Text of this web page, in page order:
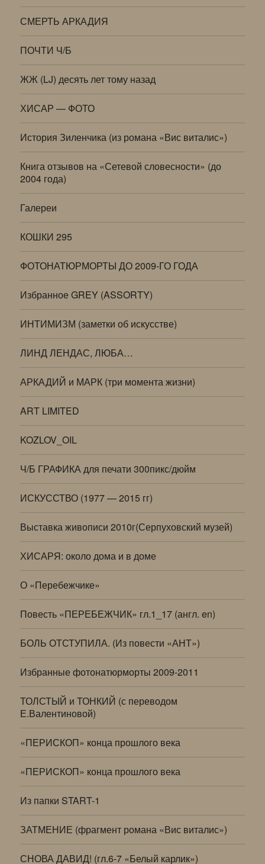
СМЕРТЬ АРКАДИЯ
ПОЧТИ Ч/Б
ЖЖ (LJ) десять лет тому назад
ХИСАР — ФОТО
История Зиленчика (из романа «Вис виталис»)
Книга отзывов на «Сетевой словесности» (до
2004 года)
Галереи
КОШКИ 295
ФОТОНАТЮРМОРТЫ ДО 2009-ГО ГОДА
Избранное GREY (ASSORTY)
ИНТИМИЗМ (заметки об искусстве)
ЛИНД ЛЕНДАС, ЛЮБА…
АРКАДИЙ и МАРК (три момента жизни)
ART LIMITED
KOZLOV_OIL
Ч/Б ГРАФИКА для печати 300пикс/дюйм
ИСКУССТВО (1977 — 2015 гг)
Выставка живописи 2010г(Серпуховский музей)
ХИСАРЯ: около дома и в доме
О «Перебежчике»
Повесть «ПЕРЕБЕЖЧИК» гл.1_17 (англ. en)
БОЛЬ ОТСТУПИЛА. (Из повести «АНТ»)
Избранные фотонатюрморты 2009-2011
ТОЛСТЫЙ и ТОНКИЙ (с переводом
Е.Валентиновой)
«ПЕРИСКОП» конца прошлого века
«ПЕРИСКОП» конца прошлого века
Из папки START-1
ЗАТМЕНИЕ (фрагмент романа «Вис виталис»)
СНОВА ДАВИД! (гл.6-7 «Белый карлик»)